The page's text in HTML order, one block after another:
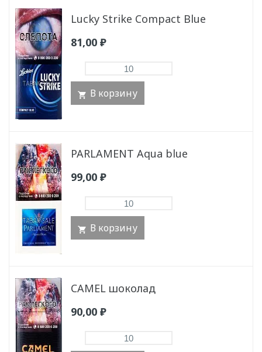
Lucky Strike Compact Blue
81,00 ₽
В корзину
PARLAMENT Aqua blue
99,00 ₽
В корзину
CAMEL шоколад
90,00 ₽